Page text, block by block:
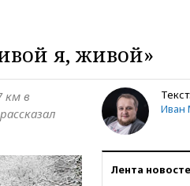
я, живой»
Текст:
Иван
Лента
км в